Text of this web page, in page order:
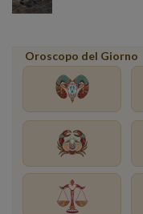
Oroscopo del Giorno